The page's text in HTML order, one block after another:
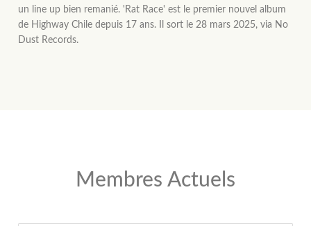
un line up bien remanié. 'Rat Race' est le premier nouvel album
de Highway Chile depuis 17 ans. Il sort le 28 mars 2025, via No
Dust Records.
Membres Actuels